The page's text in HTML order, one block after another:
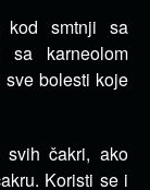
smtnji sa
sa karneolom
bolesti koje
čakri, ako
Koristi se i